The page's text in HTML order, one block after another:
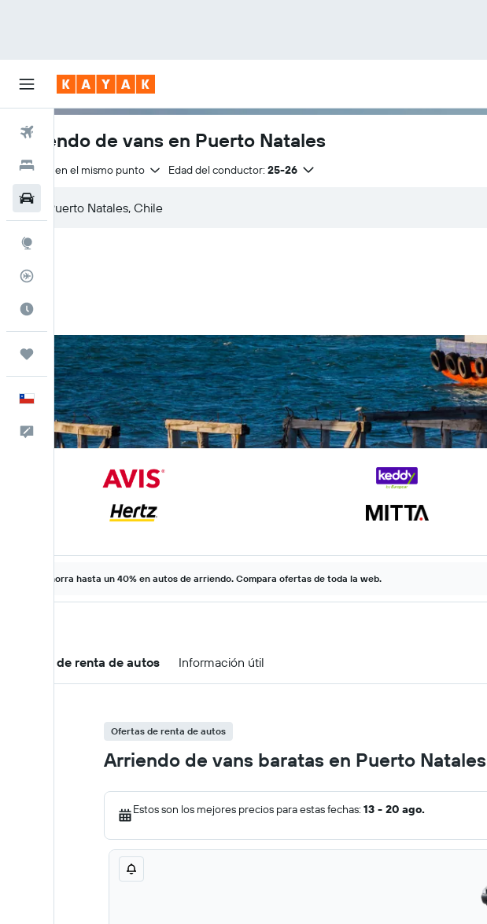
Vuelos
Hoteles
Trips
Español
Comentarios
Arriendo de vans en Puerto Natales
Entrega en el mismo punto Edad del conductor: 25-26
Ahorra hasta un 40% en autos de arriendo. Compara ofertas de toda la web.
Ofertas de renta de autos Información útil
Ofertas de renta de autos
Arriendo de vans baratas en Puerto Natales
Estos son los mejores precios para estas fechas: 13 - 20 ago.